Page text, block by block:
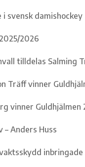
svensk damishockey
2026
tilldelas Salming
Träff vinner
vinner Guldhjälmen
– Anders Huss